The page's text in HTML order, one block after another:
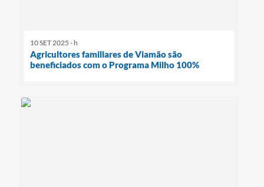
10 SET 2025 - h
Agricultores familiares de Viamão são
beneficiados com o Programa Milho 100%